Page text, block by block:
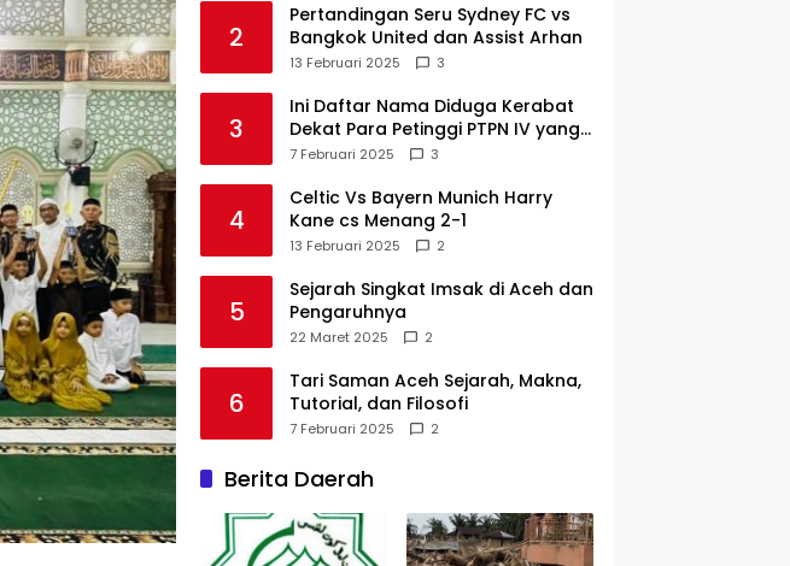
2
Pertandingan Seru Sydney FC vs
Bangkok United dan Assist Arhan
13 Februari 2025 3
3
Ini Daftar Nama Diduga Kerabat
Dekat Para Petinggi PTPN IV yang
Lulus PKWT
7 Februari 2025 3
4
Celtic Vs Bayern Munich Harry
Kane cs Menang 2-1
13 Februari 2025 2
5
Sejarah Singkat Imsak di Aceh dan
Pengaruhnya
22 Maret 2025 2
6
Tari Saman Aceh Sejarah, Makna,
Tutorial, dan Filosofi
7 Februari 2025 2
Berita Daerah